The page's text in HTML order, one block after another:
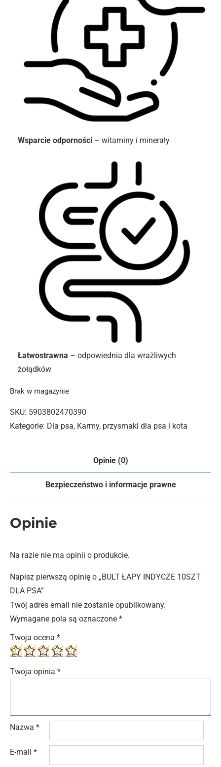
Wsparcie odporności – witaminy i minerały
Łatwostrawna – odpowiednia dla wrażliwych
żołądków
Brak w magazynie
SKU: 5903802470390
Kategorie: Dla psa, Karmy, przysmaki dla psa i kota
Opinie (0)
Bezpieczeństwo i informacje prawne
Opinie
Na razie nie ma opinii o produkcie.
Napisz pierwszą opinię o „BULT ŁAPY INDYCZE 10SZT
DLA PSA”
Twój adres email nie zostanie opublikowany.
Wymagane pola są oznaczone *
Twoja ocena *
Twoja opinia *
Nazwa *
E-mail *